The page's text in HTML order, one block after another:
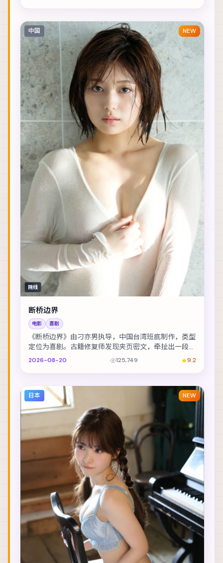
中国 NEW
院线
断桥边界
电影 喜剧
《断桥边界》由刁亦男执导，中国台湾班底制作，类型
定位为喜剧。古籍修复师发现夹页密文，牵扯出一段被
抹去的家族史。主演包括赞达亚、凯特·布兰切特、木...
2026-08-20 125,749 9.2
日本 NEW